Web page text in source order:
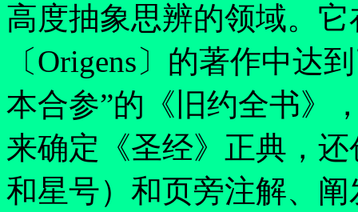
高度抽象思辨的领域。
〔Origens〕的著作中达
本合参”的《旧约全书》
来确定《圣经》正典，
和星号）和页旁注解、